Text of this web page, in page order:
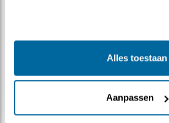
Alles toestaan
Aanpassen
Eiland Bliek vanuit de lucht gezien